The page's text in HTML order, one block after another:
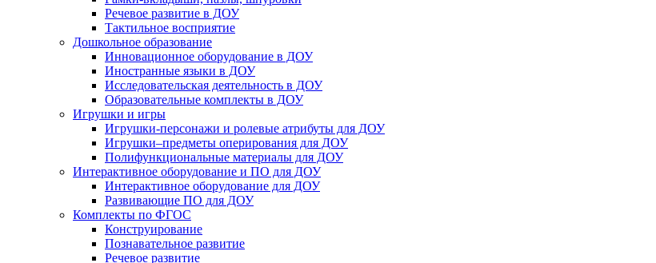
Речевое развитие в ДОУ
Тактильное восприятие
Дошкольное образование
Инновационное оборудование в ДОУ
Иностранные языки в ДОУ
Исследовательская деятельность в ДОУ
Образовательные комплекты в ДОУ
Игрушки и игры
Игрушки-персонажи и ролевые атрибуты для ДОУ
Игрушки–предметы оперирования для ДОУ
Полифункциональные материалы для ДОУ
Интерактивное оборудование и ПО для ДОУ
Интерактивное оборудование для ДОУ
Развивающие ПО для ДОУ
Комплекты по ФГОС
Конструирование
Познавательное развитие
Речевое развитие